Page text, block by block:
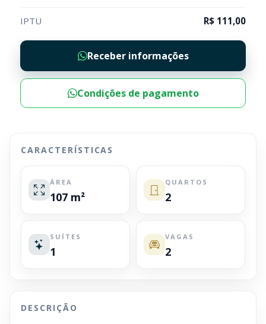
IPTU R$ 111,00
Receber informações
Condições de pagamento
CARACTERÍSTICAS
ÁREA
107 m²
QUARTOS
2
SUÍTES
1
VAGAS
2
DESCRIÇÃO